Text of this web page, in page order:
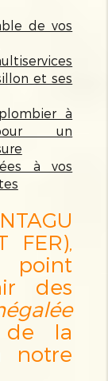
de vos
et ses
à
pour un
à vos
FER),
point
des
de la
notre